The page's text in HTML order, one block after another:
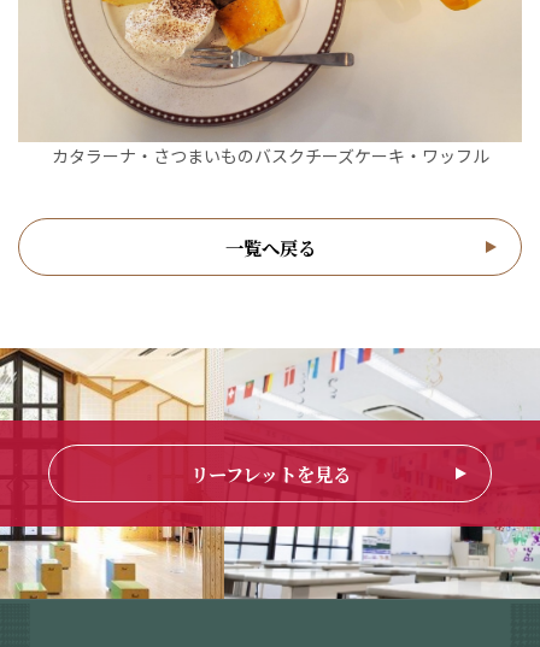
カタラーナ・さつまいものバスクチーズケーキ・ワッフル
一覧へ戻る
リーフレットを見る